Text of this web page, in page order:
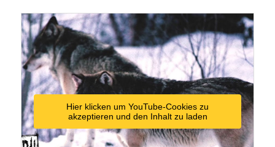
Hier klicken um YouTube-Cookies zu
akzeptieren und den Inhalt zu laden